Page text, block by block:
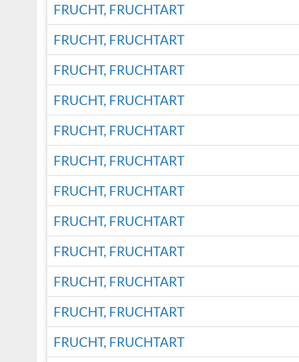
FRUCHT, FRUCHTART
FRUCHT, FRUCHTART
FRUCHT, FRUCHTART
FRUCHT, FRUCHTART
FRUCHT, FRUCHTART
FRUCHT, FRUCHTART
FRUCHT, FRUCHTART
FRUCHT, FRUCHTART
FRUCHT, FRUCHTART
FRUCHT, FRUCHTART
FRUCHT, FRUCHTART
FRUCHT, FRUCHTART